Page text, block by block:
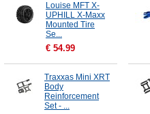
Louise MFT X-
UPHILL X-Maxx
Mounted Tire
Se...
€ 54.99
Traxxas Mini XRT
Body
Reinforcement
Set - ...